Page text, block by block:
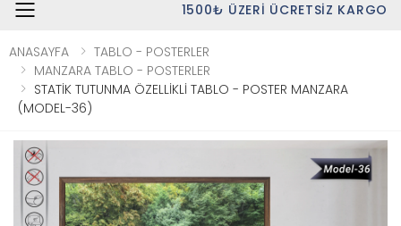
Toggle mobile menu1500₺ ÜZERI ÜCRETSIZ KARGO
ANASAYFA
TABLO - POSTERLER
MANZARA TABLO - POSTERLER
STATİK TUTUNMA ÖZELLİKLİ TABLO - POSTER MANZARA
(MODEL-36)